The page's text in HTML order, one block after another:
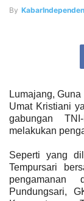
By KabarIndependen
Lumajang,
Umat Kristiani
gabungan
melakukan
Seperti yang
Tempursari
Pundungsari,